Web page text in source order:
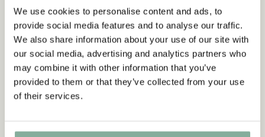
We use cookies to personalise content and ads, to
provide social media features and to analyse our traffic.
We also share information about your use of our site with
our social media, advertising and analytics partners who
may combine it with other information that you’ve
provided to them or that they’ve collected from your use
of their services.
NEU -15%